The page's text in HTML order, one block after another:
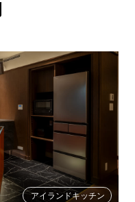
アイランドキッチン